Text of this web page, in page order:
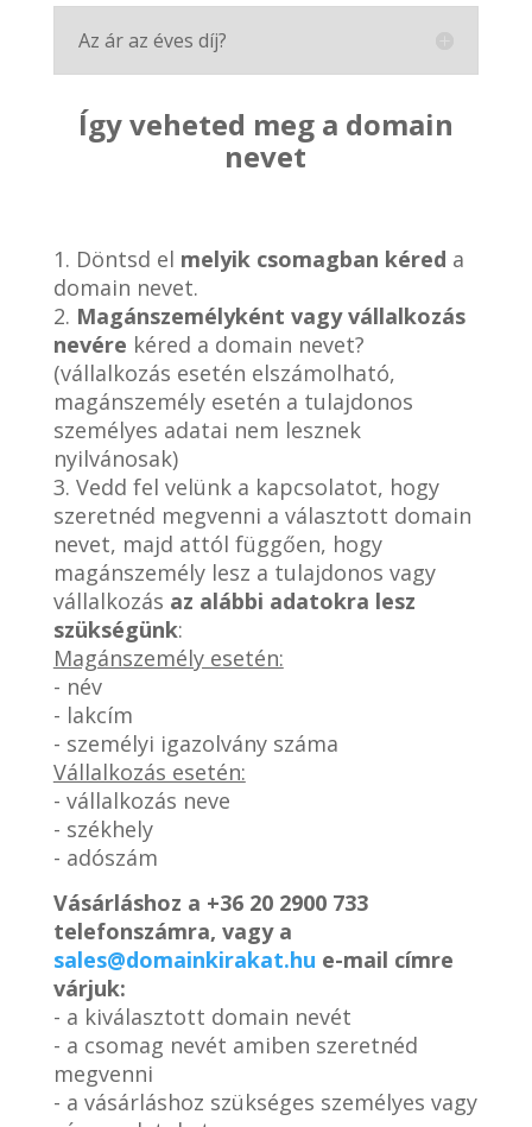
Az ár az éves díj?
Így veheted meg a domain
nevet
1. Döntsd el melyik csomagban kéred a
domain nevet.
2. Magánszemélyként vagy vállalkozás
nevére kéred a domain nevet?
(vállalkozás esetén elszámolható,
magánszemély esetén a tulajdonos
személyes adatai nem lesznek
nyilvánosak)
3. Vedd fel velünk a kapcsolatot, hogy
szeretnéd megvenni a választott domain
nevet, majd attól függően, hogy
magánszemély lesz a tulajdonos vagy
vállalkozás az alábbi adatokra lesz
szükségünk:
Magánszemély esetén:
- név
- lakcím
- személyi igazolvány száma
Vállalkozás esetén:
- vállalkozás neve
- székhely
- adószám
Vásárláshoz a +36 20 2900 733
telefonszámra, vagy a
sales@domainkirakat.hu e-mail címre
várjuk:
- a kiválasztott domain nevét
- a csomag nevét amiben szeretnéd
megvenni
- a vásárláshoz szükséges személyes vagy